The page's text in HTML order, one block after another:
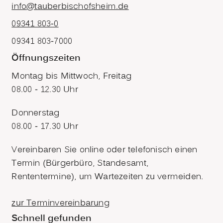
info@tauberbischofsheim.de
09341 803-0
09341 803-7000
Öffnungszeiten
Montag bis Mittwoch, Freitag
08.00 - 12.30 Uhr
Donnerstag
08.00 - 17.30 Uhr
Vereinbaren Sie online oder telefonisch einen
Termin (Bürgerbüro, Standesamt,
Rententermine), um Wartezeiten zu vermeiden.
zur Terminvereinbarung
Schnell gefunden